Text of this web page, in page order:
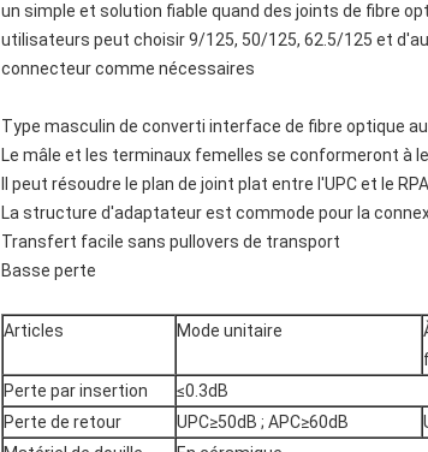
un simple et solution fiable quand des joints de fibre
utilisateurs peut choisir 9/125, 50/125, 62.5/125 et
connecteur comme nécessaires
Type masculin de converti interface de fibre optique
Le mâle et les terminaux femelles se conformeront à
Il peut résoudre le plan de joint plat entre l'UPC et le
La structure d'adaptateur est commode pour la
Transfert facile sans pullovers de transport
Basse perte
Articles Mode unitaire
Perte par insertion
≤0.3dB
Perte de retour
UPC≥50dB ; APC≥60dB